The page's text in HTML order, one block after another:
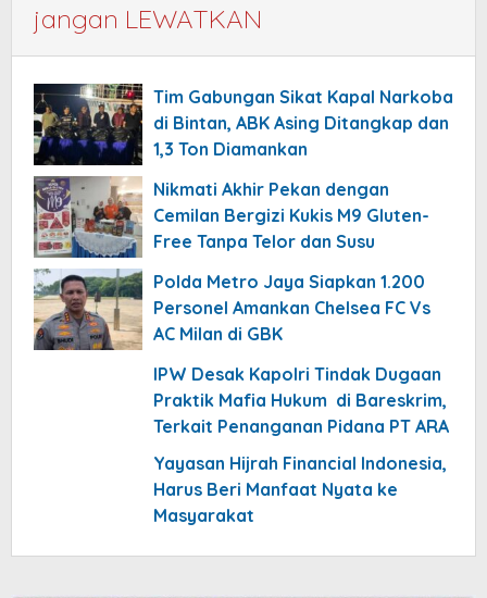
jangan LEWATKAN
Tim Gabungan Sikat Kapal Narkoba
di Bintan, ABK Asing Ditangkap dan
1,3 Ton Diamankan
Nikmati Akhir Pekan dengan
Cemilan Bergizi Kukis M9 Gluten-
Free Tanpa Telor dan Susu
Polda Metro Jaya Siapkan 1.200
Personel Amankan Chelsea FC Vs
AC Milan di GBK
IPW Desak Kapolri Tindak Dugaan
Praktik Mafia Hukum di Bareskrim,
Terkait Penanganan Pidana PT ARA
Yayasan Hijrah Financial Indonesia,
Harus Beri Manfaat Nyata ke
Masyarakat